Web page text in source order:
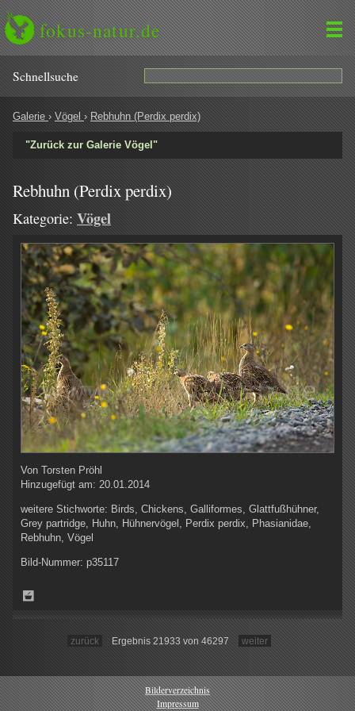
fokus-natur.de
Schnell­suche
Galerie › Vögel › Rebhuhn (Perdix perdix)
"Zurück zur Galerie Vögel"
Rebhuhn (Perdix perdix)
Kategorie: Vögel
Von Torsten Pröhl
Hinzugefügt am: 20.01.2014
weitere Stichworte: Birds, Chickens, Galliformes, Glattfußhühner,
Grey partridge, Huhn, Hühnervögel, Perdix perdix, Phasianidae,
Rebhuhn, Vögel
Bild-Nummer: p35117
zurück Ergebnis 21933 von 46297 weiter
Bilderverzeichnis
Impressum